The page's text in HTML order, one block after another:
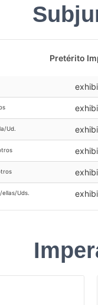
Pretérito
Ud.
ellas/Uds.